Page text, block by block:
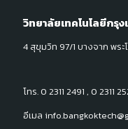
วิทยาลัยเทคโนโลยีกรุง
4 สุขุมวิท 97/1 บางจาก พร
โทร. 0 2311 2491 , 0 2311
อีเมล